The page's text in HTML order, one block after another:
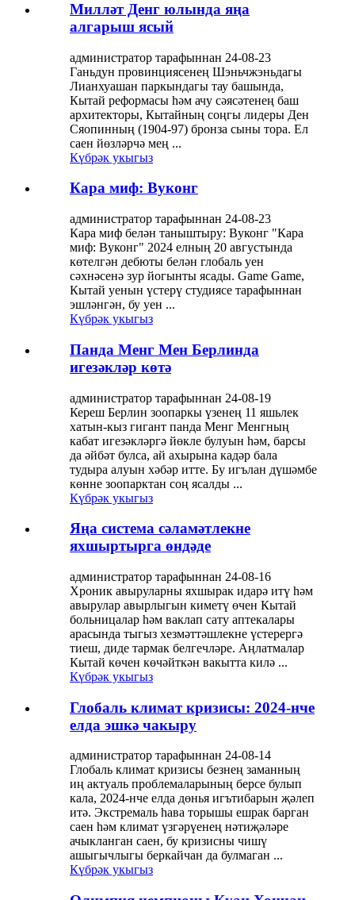
Милләт Денг юлында яңа
алгарыш ясый
администратор тарафыннан 24-08-23
Ганьдун провинциясенең Шэньчжэньдагы
Лианхуашан паркындагы тау башында,
Кытай реформасы һәм ачу сәясәтенең баш
архитекторы, Кытайның соңгы лидеры Ден
Сяопинның (1904-97) бронза сыны тора. Ел
саен йөзләрчә мең ...
Күбрәк укыгыз
Кара миф: Вуконг
администратор тарафыннан 24-08-23
Кара миф белән таныштыру: Вуконг "Кара
миф: Вуконг" 2024 елның 20 августында
көтелгән дебюты белән глобаль уен
сәхнәсенә зур йогынты ясады. Game Game,
Кытай уенын үстерү студиясе тарафыннан
эшләнгән, бу уен ...
Күбрәк укыгыз
Панда Менг Мен Берлинда
игезәкләр көтә
администратор тарафыннан 24-08-19
Кереш Берлин зоопаркы үзенең 11 яшьлек
хатын-кыз гигант панда Менг Менгның
кабат игезәкләргә йөкле булуын һәм, барсы
да әйбәт булса, ай ахырына кадәр бала
тудыра алуын хәбәр итте. Бу игълан дүшәмбе
көнне зоопарктан соң ясалды ...
Күбрәк укыгыз
Яңа система сәламәтлекне
яхшыртырга өндәде
администратор тарафыннан 24-08-16
Хроник авыруларны яхшырак идарә итү һәм
авырулар авырлыгын киметү өчен Кытай
больницалар һәм ваклап сату аптекалары
арасында тыгыз хезмәттәшлекне үстерергә
тиеш, диде тармак белгечләре. Аңлатмалар
Кытай көчен көчәйткән вакытта килә ...
Күбрәк укыгыз
Глобаль климат кризисы: 2024-нче
елда эшкә чакыру
администратор тарафыннан 24-08-14
Глобаль климат кризисы безнең заманның
иң актуаль проблемаларының берсе булып
кала, 2024-нче елда дөнья игътибарын җәлеп
итә. Экстремаль һава торышы ешрак барган
саен һәм климат үзгәрүенең нәтиҗәләре
ачыкланган саен, бу кризисны чишү
ашыгычлыгы беркайчан да булмаган ...
Күбрәк укыгыз